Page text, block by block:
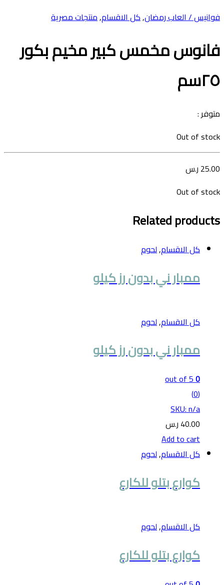
فوانيس / العاب رمضان,كل الاقسام,منتجات مصرية
فانوس مخمس كبير مخيم بكور
٢٥سم
متوفر :
Out of stock
25.00 ر.س
Out of stock
Related products
كل الاقسام,لحوم
ممبار ني بدون رز كيلو
كل الاقسام,لحوم
ممبار ني بدون رز كيلو
0
out of 5
(0)
SKU: n/a
40.00 ر.س
Add to cart
كل الاقسام,لحوم
كوارع بتلو للكارع
كل الاقسام,لحوم
كوارع بتلو للكارع